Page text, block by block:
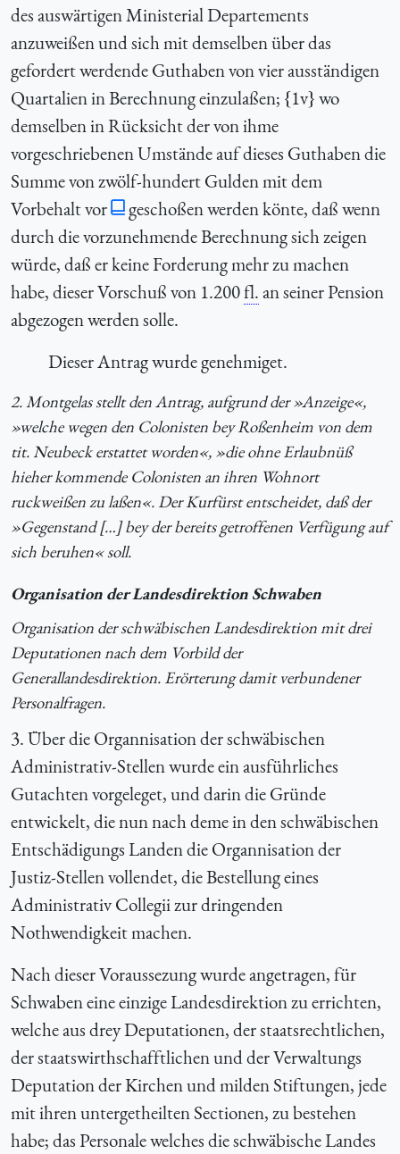
des auswärtigen Ministerial Departements
anzuweißen und sich mit demselben über das
gefordert werdende Guthaben von vier ausständigen
Quartalien in Berechnung einzulaßen; {1v} wo
demselben in Rücksicht der von ihme
vorgeschriebenen Umstände auf dieses Guthaben die
Summe von zwölf-hundert Gulden mit dem
Vorbehalt vor
geschoßen werden könte, daß wenn
durch die vorzunehmende Berechnung sich zeigen
würde, daß er keine Forderung mehr zu machen
habe, dieser Vorschuß von 1.200fl.an seiner Pension
abgezogen werden solle.
Dieser Antrag wurde genehmiget.
2. Montgelas stellt den Antrag, aufgrund der »Anzeige«,
»welche wegen den Colonisten bey Roßenheim von dem
tit. Neubeck erstattet worden«, »die ohne Erlaubnüß
hieher kommende Colonisten an ihren Wohnort
ruckweißen zu laßen«. Der Kurfürst entscheidet, daß der
»Gegenstand […] bey der bereits getroffenen Verfügung auf
sich beruhen« soll.
Organisation der Landesdirektion Schwaben
Organisation der schwäbischen Landesdirektion mit drei
Deputationen nach dem Vorbild der
Generallandesdirektion. Erörterung damit verbundener
Personalfragen.
3. Über die Organnisation der schwäbischen
Administrativ-Stellen wurde ein ausführliches
Gutachten vorgeleget, und darin die Gründe
entwickelt, die nun nach deme in den schwäbischen
Entschädigungs Landen die Organnisation der
Justiz-Stellen vollendet, die Bestellung eines
Administrativ Collegii zur dringenden
Nothwendigkeit machen.
Nach dieser Voraussezung wurde angetragen, für
Schwaben eine einzige Landesdirektion zu errichten,
welche aus drey Deputationen, der staatsrechtlichen,
der staatswirthschafftlichen und der Verwaltungs
Deputation der Kirchen und milden Stiftungen, jede
mit ihren untergetheilten Sectionen, zu bestehen
habe; das Personale welches die schwäbische Landes